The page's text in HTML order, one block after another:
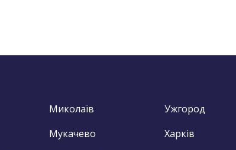
Миколаїв
Мукачево
Ужгород
Харків